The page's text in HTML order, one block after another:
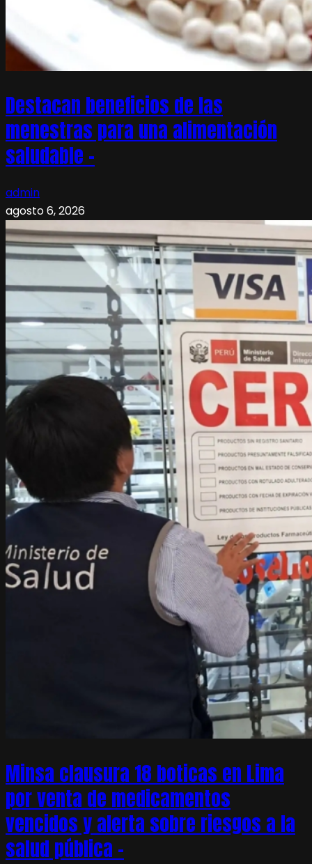
Destacan beneficios de las
menestras para una alimentación
saludable –
admin
agosto 6, 2026
Minsa clausura 18 boticas en Lima
por venta de medicamentos
vencidos y alerta sobre riesgos a la
salud pública –